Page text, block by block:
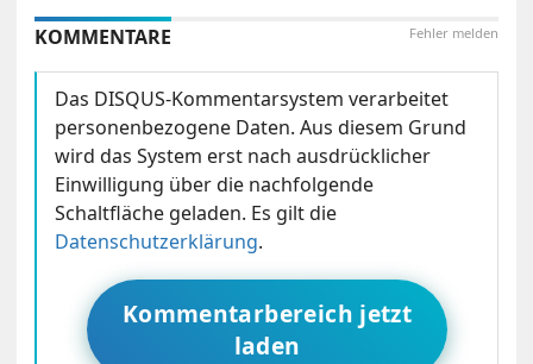
Fehler melden
KOMMENTARE
Das DISQUS-Kommentarsystem verarbeitet
personenbezogene Daten. Aus diesem Grund
wird das System erst nach ausdrücklicher
Einwilligung über die nachfolgende
Schaltfläche geladen. Es gilt die
Datenschutzerklärung.
Kommentarbereich jetzt
laden